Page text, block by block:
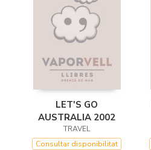
LET'S GO
AUSTRALIA 2002
TRAVEL
Consultar disponibilitat